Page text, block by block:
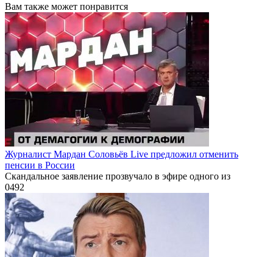
Вам также может понравится
Журналист Мардан Соловьёв Live предложил отменить
пенсии в России
Скандальное заявление прозвучало в эфире одного из
0492